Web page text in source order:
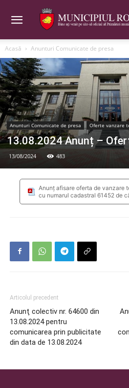
Acasă Anunturi Comunicate de presa
Anunturi Comunicate de presa Oferte vanzare
13.08.2024 Anunț –
13/08/2024 483
Anunț afisare oferta de vanzare
cu numarul cadastral 61452 de
Articolul precedent
Anunţ colectiv nr. 64600 din
13.08.2024 pentru
comunicarea prin publicitate
din data de 13.08.2024